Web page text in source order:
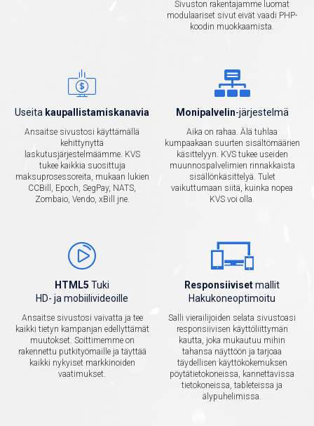
Sivuston rakentajamme luomat
modulaariset sivut eivät vaadi PHP-
koodin muokkaamista.
Useita kaupallistamiskanavia
Ansaitse sivustosi käyttämällä
kehittynyttä
laskutusjärjestelmäämme. KVS
tukee kaikkia suosittuja
maksuprosessoreita, mukaan lukien
CCBill, Epoch, SegPay, NATS,
Zombaio, Vendo, xBill jne.
Monipalvelin-järjestelmä
Aika on rahaa. Älä tuhlaa
kumpaakaan suurten sisältömäärien
käsittelyyn. KVS tukee useiden
muunnospalvelimien rinnakkaista
sisällönkäsittelyä. Tulet
vaikuttumaan siitä, kuinka nopea
KVS voi olla.
HTML5 Tuki
HD- ja mobiilivideoille
Ansaitse sivustosi vaivatta ja tee
kaikki tietyn kampanjan edellyttämät
muutokset. Soittimemme on
rakennettu putkityömaille ja täyttää
kaikki nykyiset markkinoiden
vaatimukset.
Responsiivisetmallit
Hakukoneoptimoitu
Salli vierailijoiden selata sivustoasi
responsiivisen käyttöliittymän
kautta, joka mukautuu mihin
tahansa näyttöön ja tarjoaa
täydellisen käyttökokemuksen
pöytätietokoneissa, kannettavissa
tietokoneissa, tableteissa ja
älypuhelimissa.